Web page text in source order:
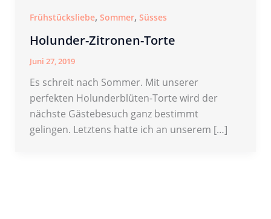
Frühstücksliebe, Sommer, Süsses
Holunder-Zitronen-Torte
Juni 27, 2019
Es schreit nach Sommer. Mit unserer
perfekten Holunderblüten-Torte wird der
nächste Gästebesuch ganz bestimmt
gelingen. Letztens hatte ich an unserem […]